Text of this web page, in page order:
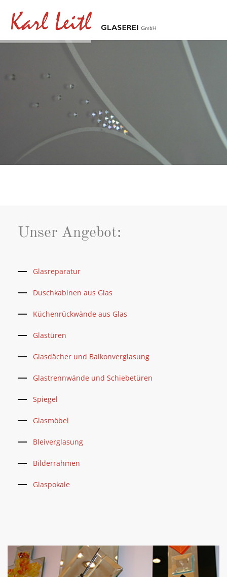
Unser Angebot:
Glasreparatur
Duschkabinen aus Glas
Küchenrückwände aus Glas
Glastüren
Glasdächer und Balkonverglasung
Glastrennwände und Schiebetüren
Spiegel
Glasmöbel
Bleiverglasung
Bilderrahmen
Glaspokale